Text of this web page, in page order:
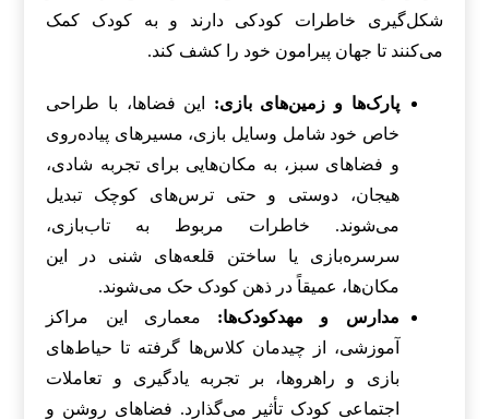
شکل‌گیری خاطرات کودکی دارند و به کودک کمک
می‌کنند تا جهان پیرامون خود را کشف کند.
پارک‌ها و زمین‌های بازی: این فضاها، با طراحی
خاص خود شامل وسایل بازی، مسیرهای پیاده‌روی
و فضاهای سبز، به مکان‌هایی برای تجربه شادی،
هیجان، دوستی و حتی ترس‌های کوچک تبدیل
می‌شوند. خاطرات مربوط به تاب‌بازی،
سرسره‌بازی یا ساختن قلعه‌های شنی در این
مکان‌ها، عمیقاً در ذهن کودک حک می‌شوند.
مدارس و مهدکودک‌ها: معماری این مراکز
آموزشی، از چیدمان کلاس‌ها گرفته تا حیاط‌های
بازی و راهروها، بر تجربه یادگیری و تعاملات
اجتماعی کودک تأثیر می‌گذارد. فضاهای روشن و